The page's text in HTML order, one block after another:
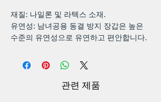
재질: 나일론 및 라텍스 소재.
유연성: 남녀공용 동결 방지 장갑은 높은
수준의 유연성으로 유연하고 편안합니다.
우수하며 추운 날씨에도 손을 보호합니다.
관련 제품